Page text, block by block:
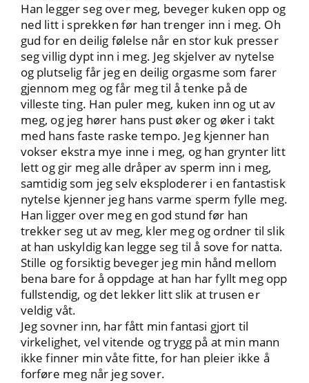
Han legger seg over meg, beveger kuken opp og
ned litt i sprekken før han trenger inn i meg. Oh
gud for en deilig følelse når en stor kuk presser
seg villig dypt inn i meg. Jeg skjelver av nytelse
og plutselig får jeg en deilig orgasme som farer
gjennom meg og får meg til å tenke på de
villeste ting. Han puler meg, kuken inn og ut av
meg, og jeg hører hans pust øker og øker i takt
med hans faste raske tempo. Jeg kjenner han
vokser ekstra mye inne i meg, og han grynter litt
lett og gir meg alle dråper av sperm inn i meg,
samtidig som jeg selv eksploderer i en fantastisk
nytelse kjenner jeg hans varme sperm fylle meg.
Han ligger over meg en god stund før han
trekker seg ut av meg, kler meg og ordner til slik
at han uskyldig kan legge seg til å sove for natta.
Stille og forsiktig beveger jeg min hånd mellom
bena bare for å oppdage at han har fyllt meg opp
fullstendig, og det lekker litt slik at trusen er
veldig våt.
Jeg sovner inn, har fått min fantasi gjort til
virkelighet, vel vitende og trygg på at min mann
ikke finner min våte fitte, for han pleier ikke å
forføre meg når jeg sover.